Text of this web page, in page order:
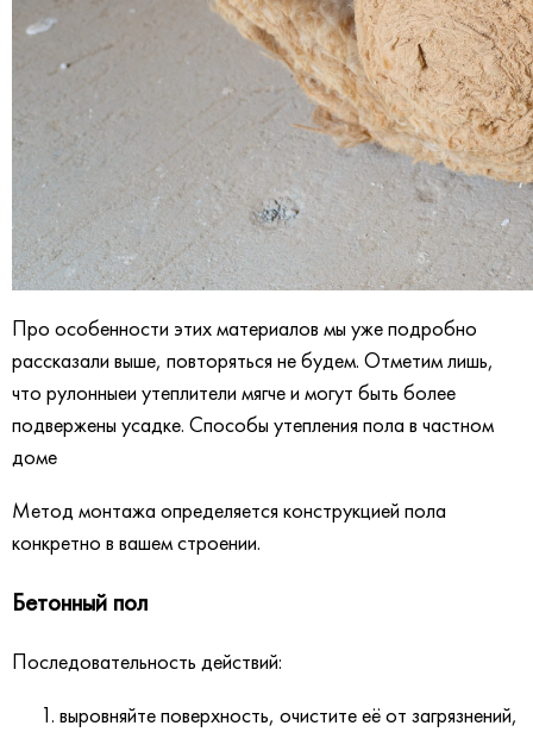
Про особенности этих материалов мы уже подробно
рассказали выше, повторяться не будем. Отметим лишь,
что рулонныеи утеплители мягче и могут быть более
подвержены усадке. Способы утепления пола в частном
доме
Метод монтажа определяется конструкцией пола
конкретно в вашем строении.
Бетонный пол
Последовательность действий:
выровняйте поверхность, очистите её от загрязнений,